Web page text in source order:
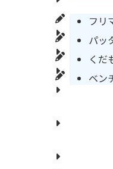
フリ
パッ
くだ
ベン